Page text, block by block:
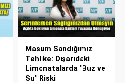
Masum Sandığımız
Tehlike: Dışarıdaki
Limonatalarda "Buz ve
Su" Riski